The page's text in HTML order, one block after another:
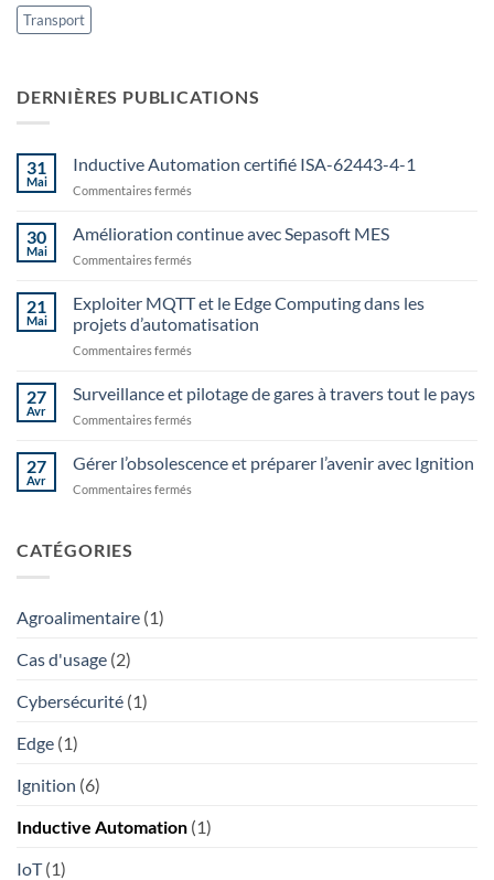
Transport
DERNIÈRES PUBLICATIONS
31
Mai
Inductive Automation certifié ISA-62443-4-1
Commentaires fermés
Automation
ISA-
4-
1
30
Mai
Amélioration continue avec Sepasoft MES
Commentaires fermés
continue
Sepasoft
MES
21
Mai
Exploiter MQTT et le Edge Computing dans les
projets d’automatisation
Commentaires fermés
MQTT
le
Computing
27
Avr
Surveillance et pilotage de gares à travers tout le pays
Commentaires fermés
de
27
Avr
Gérer l’obsolescence et préparer l’avenir avec Ignition
Commentaires fermés
CATÉGORIES
Agroalimentaire (1)
Cas d'usage (2)
Cybersécurité (1)
Edge (1)
Ignition (6)
Inductive Automation (1)
IoT(1)